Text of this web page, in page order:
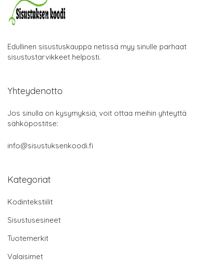
Edullinen sisustuskauppa netissä myy sinulle parhaat
sisustustarvikkeet helposti.
Yhteydenotto
Jos sinulla on kysymyksiä, voit ottaa meihin yhteyttä
sähköpostitse:
info@sisustuksenkoodi.fi
Kategoriat
Kodintekstiilit
Sisustusesineet
Tuotemerkit
Valaisimet